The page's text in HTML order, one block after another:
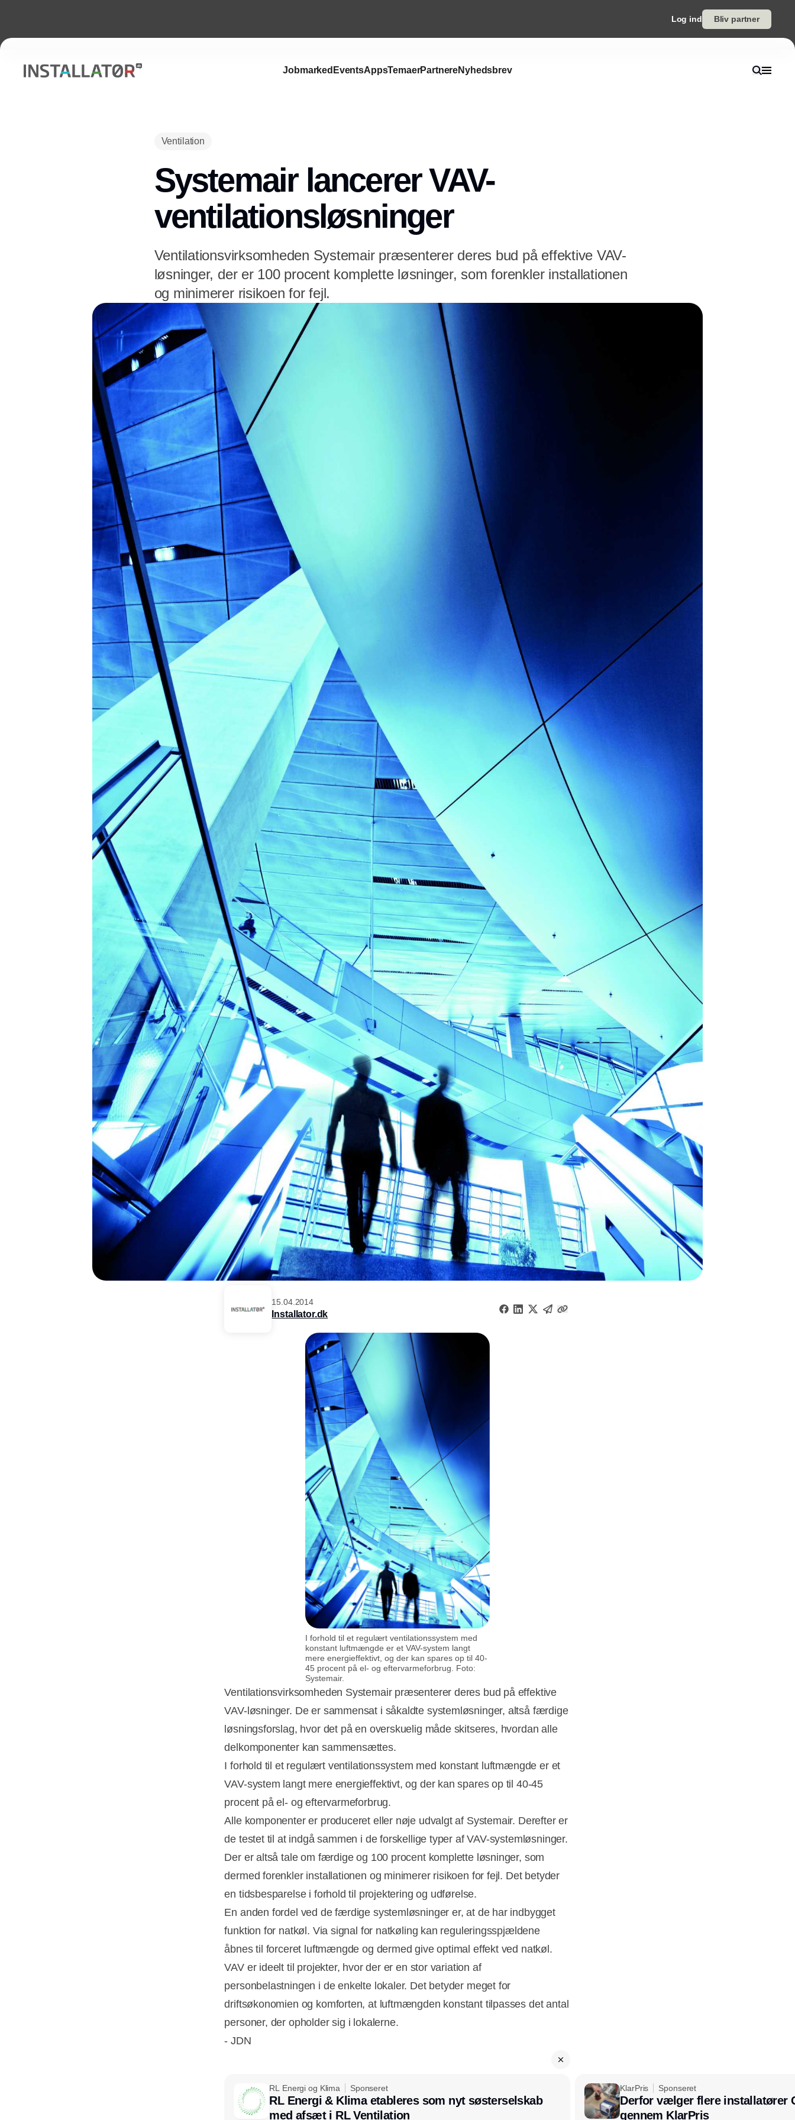
Log ind Bliv partner
Jobmarked EventsAppsTemaerPartnereNyhedsbrev
Ventilation
Systemair lancerer VAV-
ventilationsløsninger
Ventilationsvirksomheden Systemair præsenterer deres bud på effektive VAV-
løsninger, der er 100 procent komplette løsninger, som forenkler installationen
og minimerer risikoen for fejl.
15.04.2014
Installator.dk
I forhold til et regulært ventilationssystem med
konstant luftmængde er et VAV-system langt
mere energieffektivt, og der kan spares op til 40-
45 procent på el- og eftervarmeforbrug. Foto:
Systemair.
Ventilationsvirksomheden Systemair præsenterer deres bud på effektive
VAV-løsninger. De er sammensat i såkaldte systemløsninger, altså færdige
løsningsforslag, hvor det på en overskuelig måde skitseres, hvordan alle
delkomponenter kan sammensættes.
I forhold til et regulært ventilationssystem med konstant luftmængde er et
VAV-system langt mere energieffektivt, og der kan spares op til 40-45
procent på el- og eftervarmeforbrug.
Annonce
Alle komponenter er produceret eller nøje udvalgt af Systemair. Derefter er
de testet til at indgå sammen i de forskellige typer af VAV-systemløsninger.
Der er altså tale om færdige og 100 procent komplette løsninger, som
dermed forenkler installationen og minimerer risikoen for fejl. Det betyder
en tidsbesparelse i forhold til projektering og udførelse.
En anden fordel ved de færdige systemløsninger er, at de har indbygget
funktion for natkøl. Via signal for natkøling kan reguleringsspjældene
åbnes til forceret luftmængde og dermed give optimal effekt ved natkøl.
VAV er ideelt til projekter, hvor der er en stor variation af
personbelastningen i de enkelte lokaler. Det betyder meget for
driftsøkonomien og komforten, at luftmængden konstant tilpasses det antal
personer, der opholder sig i lokalerne.
- JDN
RL Energi og Klima Sponseret
RL Energi & Klima etableres som nyt søsterselskab
med afsæt i RL Ventilation
KlarPris Sponseret
Derfor vælger flere installatører
gennem KlarPris